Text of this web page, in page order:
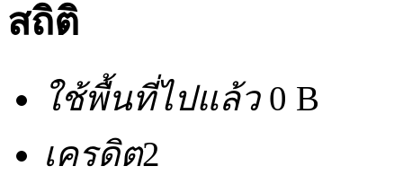
สถิติ
ใช้พื้นที่ไปแล้ว0 B
เครดิต2